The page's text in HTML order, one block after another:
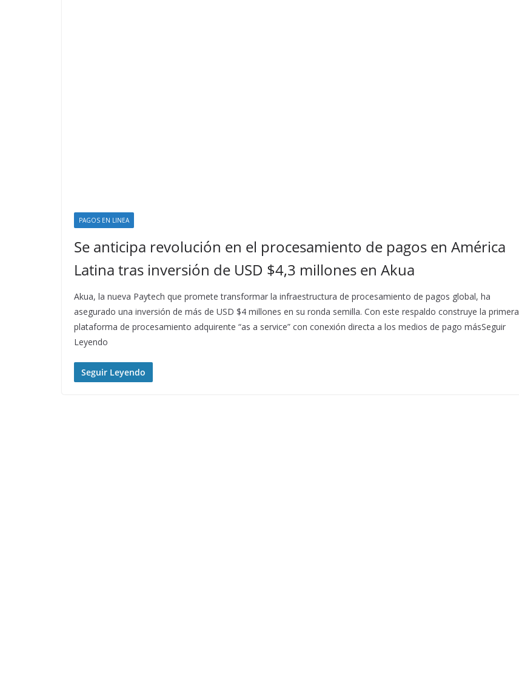
PAGOS EN LINEA
Se anticipa revolución en el procesamiento de pagos en América
Latina tras inversión de USD $4,3 millones en Akua
Akua, la nueva Paytech que promete transformar la infraestructura de procesamiento de pagos global, ha
asegurado una inversión de más de USD $4 millones en su ronda semilla. Con este respaldo construye la primera
plataforma de procesamiento adquirente “as a service” con conexión directa a los medios de pago másSeguir
Leyendo
Seguir Leyendo